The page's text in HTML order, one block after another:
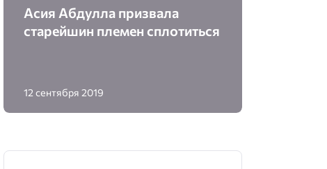
Асия Абдулла призвала
старейшин племен сплотиться
12 сентября 2019